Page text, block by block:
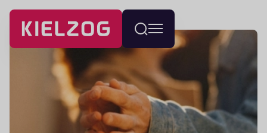
Navigatie
overslaan
Wissel
menu